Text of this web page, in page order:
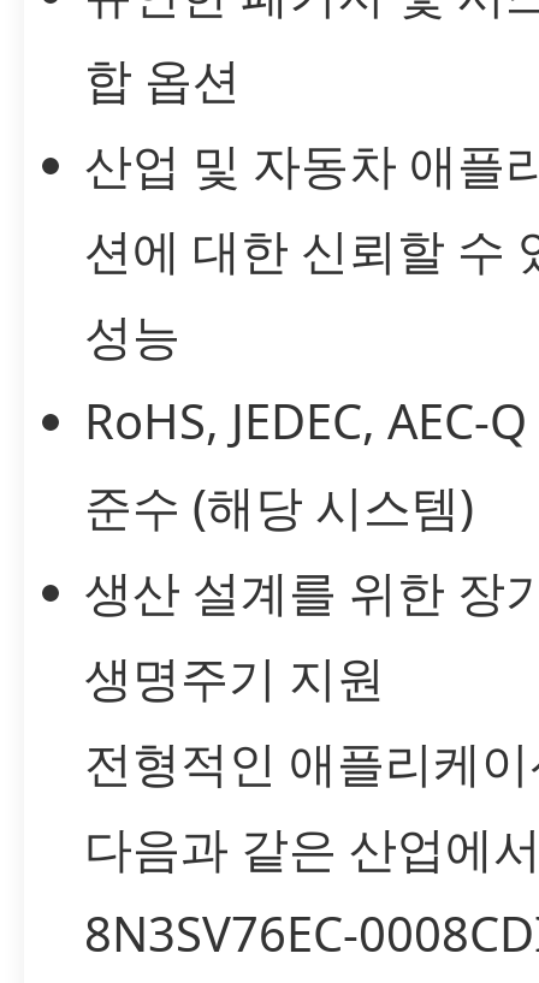
합 옵션
산업 및 자동차 애플
션에 대한 신뢰할 수
성능
RoHS, JEDEC, AEC-
준수 (해당 시스템)
생산 설계를 위한 장
생명주기 지원
전형적인 애플리케
다음과 같은 산업에
8N3SV76EC-